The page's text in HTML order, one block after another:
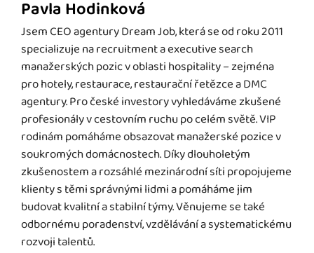
Pavla Hodinková
Jsem CEO agentury Dream Job, která se od roku 2011
specializuje na recruitment a executive search
manažerských pozic v oblasti hospitality – zejména
pro hotely, restaurace, restaurační řetězce a DMC
agentury. Pro české investory vyhledáváme zkušené
profesionály v cestovním ruchu po celém světě. VIP
rodinám pomáháme obsazovat manažerské pozice v
soukromých domácnostech. Díky dlouholetým
zkušenostem a rozsáhlé mezinárodní síti propojujeme
klienty s těmi správnými lidmi a pomáháme jim
budovat kvalitní a stabilní týmy. Věnujeme se také
odbornému poradenství, vzdělávání a systematickému
rozvoji talentů.